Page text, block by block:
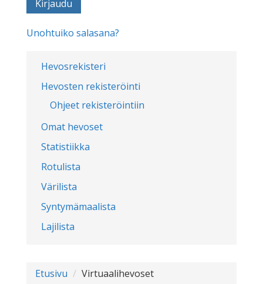
Hevosrekisteri
Hevosten rekisteröinti
Ohjeet rekisteröintiin
Omat hevoset
Statistiikka
Rotulista
Värilista
Syntymämaalista
Lajilista
Unohtuiko salasana?
Etusivu Virtuaalihevoset